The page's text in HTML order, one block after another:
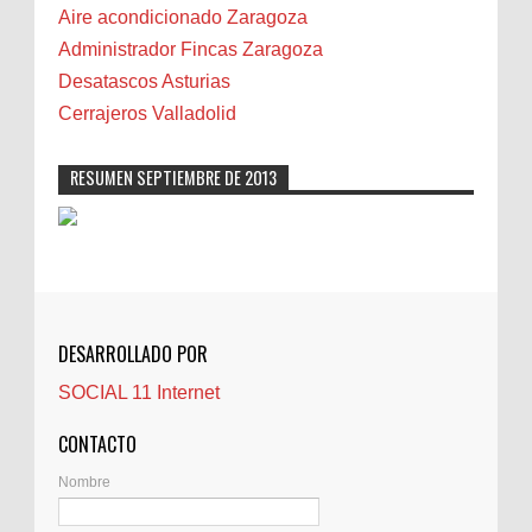
Camareta
Cáncer
Carmela Sauras
Carnavales
Castellón
Cerrajeros
Cocinas
Comentarios de la afición
Controller Zaragoza
Córdoba
Crisis
Aire acondicionado Zaragoza
Administrador Fincas Zaragoza
Desatascos Asturias
Cerrajeros Valladolid
RESUMEN SEPTIEMBRE DE 2013
DESARROLLADO POR
SOCIAL 11 Internet
CONTACTO
Nombre